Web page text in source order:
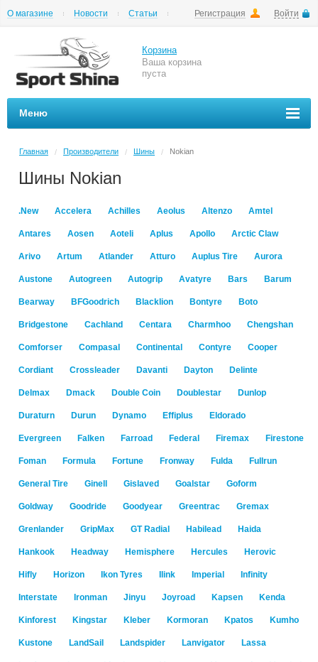
Регистрация Войти
О магазине Новости
Статьи
Корзина
Ваша корзина
пуста
Меню
Главная / Производители / Шины / Nokian
Шины Nokian
.New Accelera Achilles Aeolus Altenzo Amtel
Antares Aosen Aoteli Aplus Apollo Arctic Claw
Arivo Artum Atlander Atturo Auplus Tire Aurora
Austone Autogreen Autogrip Avatyre Bars Barum
Bearway BFGoodrich Blacklion Bontyre Boto
Bridgestone Cachland Centara Charmhoo Chengshan
Comforser Compasal Continental Contyre Cooper
Cordiant Crossleader Davanti Dayton Delinte
Delmax Dmack Double Coin Doublestar Dunlop
Duraturn Durun Dynamo Effiplus Eldorado
Evergreen Falken Farroad Federal Firemax Firestone
Foman Formula Fortune Fronway Fulda Fullrun
General Tire Ginell Gislaved Goalstar Goform
Goldway Goodride Goodyear Greentrac Gremax
Grenlander GripMax GT Radial Habilead Haida
Hankook Headway Hemisphere Hercules Herovic
Hifly Horizon Ikon Tyres Ilink Imperial Infinity
Interstate Ironman Jinyu Joyroad Kapsen Kenda
Kinforest Kingstar Kleber Kormoran Kpatos Kumho
Kustone LandSail Landspider Lanvigator Lassa